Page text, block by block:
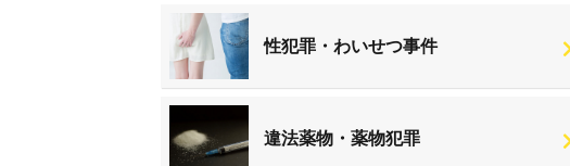
性犯罪・わいせつ事件
違法薬物・薬物犯罪